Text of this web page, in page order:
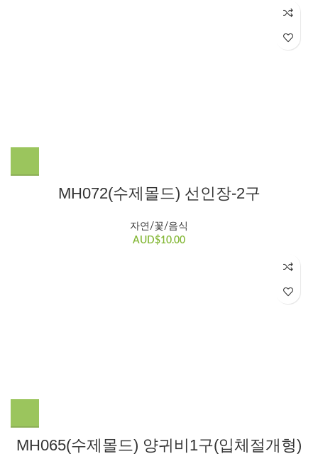
MH072(수제몰드) 선인장-2구
자연/꽃/음식
AUD$10.00
MH065(수제몰드) 양귀비1구(입체절개형)